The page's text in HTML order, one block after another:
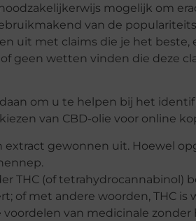
mogelijk om
van de
uit met claims die je het
geen wetten vinden die deze
om u te helpen bij het
van CBD-olie voor online
extract gewonnen uit. Hoewel
THC (of tetrahydrocannabinol)
of met andere woorden, THC
van medicinale